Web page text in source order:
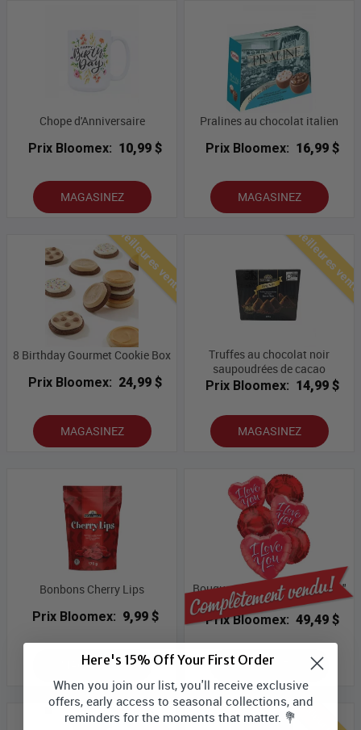
Chope d'Anniversaire
Prix Bloomex: 10,99 $
MAGASINEZ
Pralines au chocolat italien
Prix Bloomex: 16,99 $
MAGASINEZ
Meilleures ventes
8 Birthday Gourmet Cookie Box
Prix Bloomex: 24,99 $
MAGASINEZ
Meilleures
Truffes au chocolat noir
saupoudrées de cacao
Prix Bloomex: 14,99 $
MAGASINEZ
Bonbons Cherry Lips
Prix Bloomex: 9,99 $
MAGASINEZ
Bouquet de balloon "Je t'aime"
(6)
Prix Bloomex: 49,49 $
ÉPUISÉ
Here's 15% Off Your First Order
When you join our list, you'll receive exclusive
offers, early access to seasonal collections, and
reminders for the moments that matter. 💐